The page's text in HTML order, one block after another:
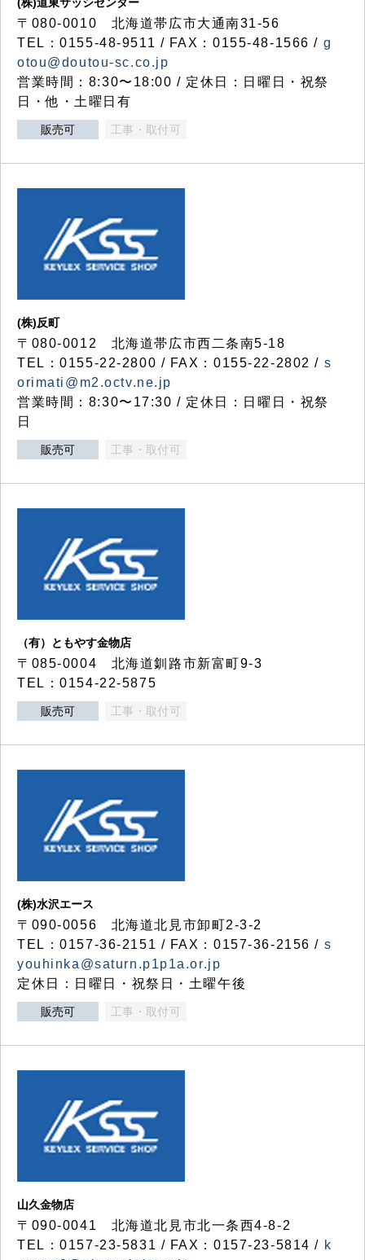
〒080-0010 北海道帯広市大通南31-56
TEL：0155-48-9511 / FAX：0155-48-1566 / g
otou@doutou-sc.co.jp
営業時間：8:30〜18:00 / 定休日：日曜日・祝祭
日・他・土曜日有
販売可 工事・取付可
(株)反町
〒080-0012 北海道帯広市西二条南5-18
TEL：0155-22-2800 / FAX：0155-22-2802 / s
orimati@m2.octv.ne.jp
営業時間：8:30〜17:30 / 定休日：日曜日・祝祭
日
販売可 工事・取付可
（有）ともやす金物店
〒085-0004 北海道釧路市新富町9-3
TEL：0154-22-5875
販売可 工事・取付可
(株)水沢エース
〒090-0056 北海道北見市卸町2-3-2
TEL：0157-36-2151 / FAX：0157-36-2156 / s
youhinka@saturn.p1p1a.or.jp
定休日：日曜日・祝祭日・土曜午後
販売可 工事・取付可
山久金物店
〒090-0041 北海道北見市北一条西4-8-2
TEL：0157-23-5831 / FAX：0157-23-5814 / k